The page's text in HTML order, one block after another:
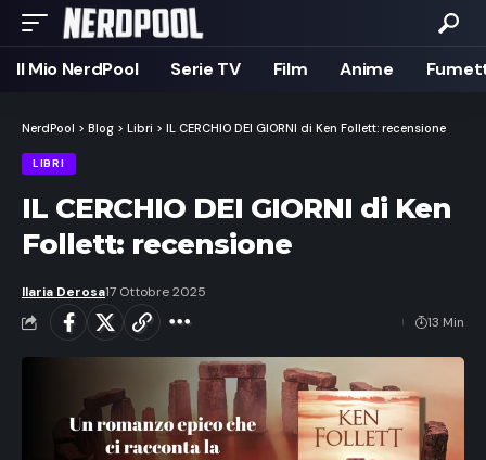
Il Mio NerdPool Serie TV Film Anime
NerdPool > Blog > Libri > IL CERCHIO DEI GIORNI di Ken Follett: recensione
LIBRI
IL CERCHIO DEI GIORNI di Ken
Follett: recensione
Ilaria Derosa17 Ottobre 2025
13 Min